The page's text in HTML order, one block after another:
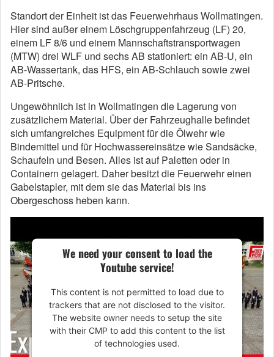
Standort der Einheit ist das Feuerwehrhaus Wollmatingen.
Hier sind außer einem Löschgruppenfahrzeug (LF) 20,
einem LF 8/6 und einem Mannschaftstransportwagen
(MTW) drei WLF und sechs AB stationiert: ein AB-U, ein
AB-Wassertank, das HFS, ein AB-Schlauch sowie zwei
AB-Pritsche.
Ungewöhnlich ist in Wollmatingen die Lagerung von
zusätzlichem Material. Über der Fahrzeughalle befindet
sich umfangreiches Equipment für die Ölwehr wie
Bindemittel und für Hochwassereinsätze wie Sandsäcke,
Schaufeln und Besen. Alles ist auf Paletten oder in
Containern gelagert. Daher besitzt die Feuerwehr einen
Gabelstapler, mit dem sie das Material bis ins
Obergeschoss heben kann.
We need your consent to load the
Youtube service!
This content is not permitted to load due to
trackers that are not disclosed to the visitor.
The website owner needs to setup the site
with their CMP to add this content to the list
of technologies used.